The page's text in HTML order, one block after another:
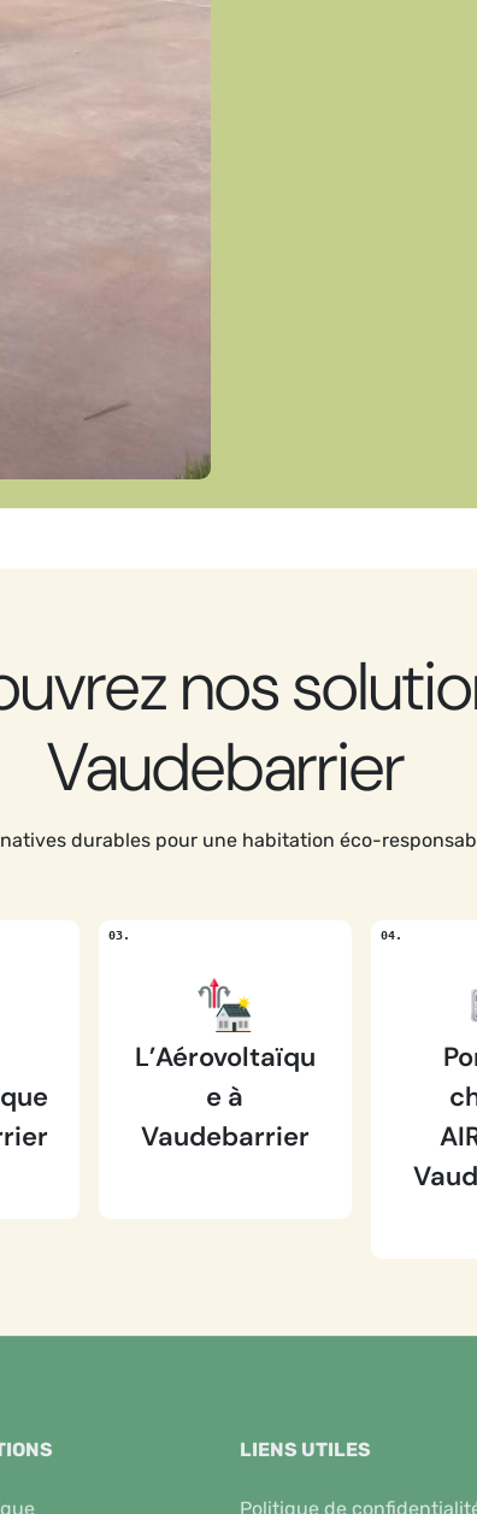
nos
Vaudebarrier
durables pour une habitation éco-
L’Aérovoltaïqu
e à
Vaudebarrier
LIENS UTILES
Politique de